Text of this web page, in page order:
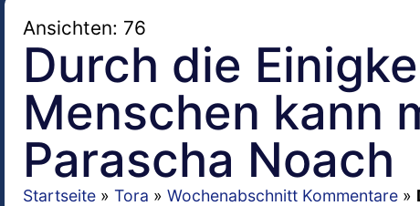
Ansichten: 76
Durch die
Menschen kann
Parascha Noach
Startseite » Tora » Wochenabschnitt Kommentare »